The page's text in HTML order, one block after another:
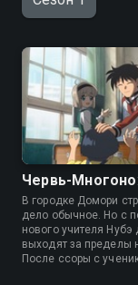
Червь-
В городке Домори
дело обычное. Но с
нового учителя
выходят за пределы
После ссоры с